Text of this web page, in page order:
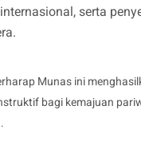
serta
Munas ini
bagi kemajuan